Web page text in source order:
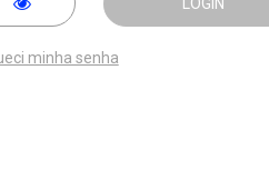
minha senha